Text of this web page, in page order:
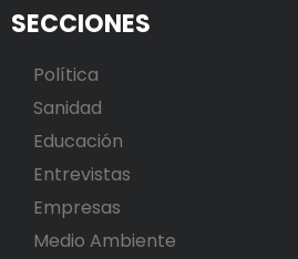
SECCIONES
Política
Sanidad
Educación
Entrevistas
Empresas
Medio Ambiente